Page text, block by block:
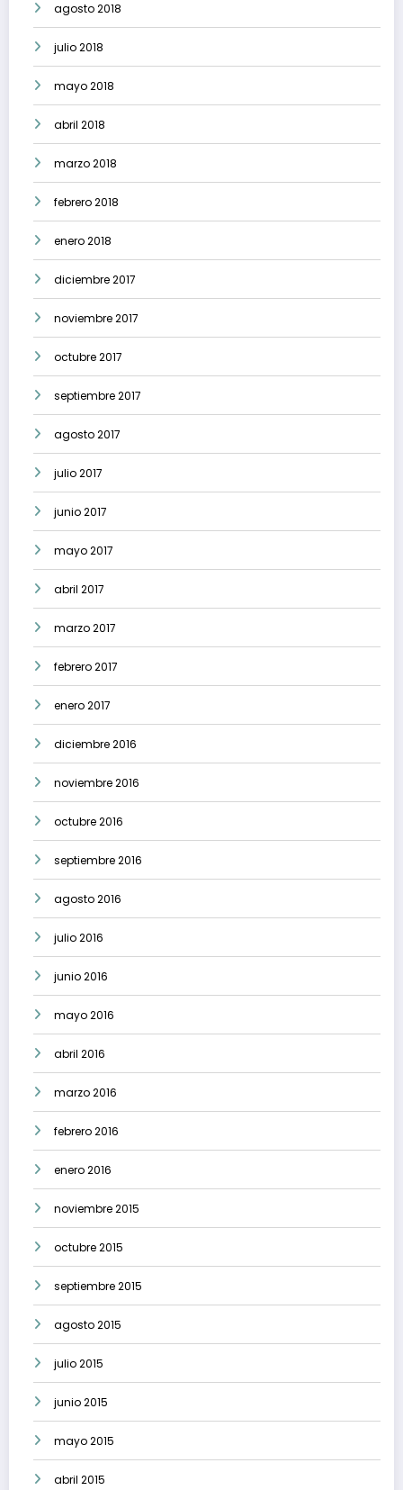
agosto 2018
julio 2018
mayo 2018
abril 2018
marzo 2018
febrero 2018
enero 2018
diciembre 2017
noviembre 2017
octubre 2017
septiembre 2017
agosto 2017
julio 2017
junio 2017
mayo 2017
abril 2017
marzo 2017
febrero 2017
enero 2017
diciembre 2016
noviembre 2016
octubre 2016
septiembre 2016
agosto 2016
julio 2016
junio 2016
mayo 2016
abril 2016
marzo 2016
febrero 2016
enero 2016
noviembre 2015
octubre 2015
septiembre 2015
agosto 2015
julio 2015
junio 2015
mayo 2015
abril 2015